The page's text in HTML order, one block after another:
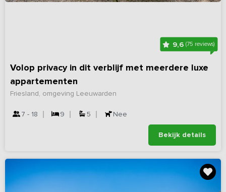
9,6(75 reviews)
Volop privacy in dit verblijf met meerdere luxe
appartementen
Friesland, omgeving Leeuwarden
7 - 18 9 5 Nee
Bekijk details